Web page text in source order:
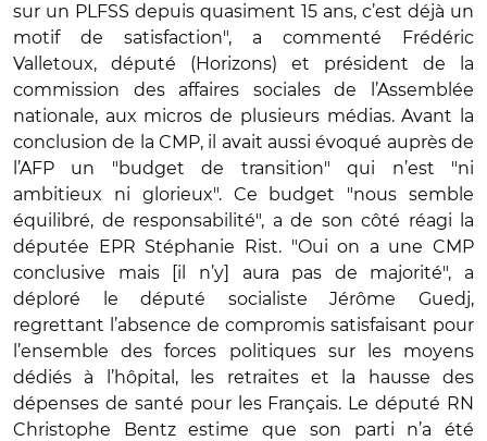
sur un PLFSS depuis quasiment 15 ans, c’est déjà un
motif de satisfaction", a commenté Frédéric
Valletoux, député (Horizons) et président de la
commission des affaires sociales de l’Assemblée
nationale, aux micros de plusieurs médias. Avant la
conclusion de la CMP, il avait aussi évoqué auprès de
l’AFP un "budget de transition" qui n’est "ni
ambitieux ni glorieux". Ce budget "nous semble
équilibré, de responsabilité", a de son côté réagi la
députée EPR Stéphanie Rist. "Oui on a une CMP
conclusive mais [il n’y] aura pas de majorité", a
déploré le député socialiste Jérôme Guedj,
regrettant l’absence de compromis satisfaisant pour
l’ensemble des forces politiques sur les moyens
dédiés à l’hôpital, les retraites et la hausse des
dépenses de santé pour les Français. Le député RN
Christophe Bentz estime que son parti n’a été